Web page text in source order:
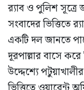
র‍্যাব ও পুলিশ
সংবাদের ভিত্তিতে
একটি দল জানতে
দূরপাল্লার বাসে
উদ্দেশ্যে